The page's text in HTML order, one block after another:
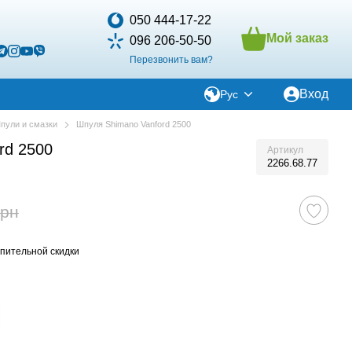
050 444-17-22
096 206-50-50
Перезвонить вам?
Мой заказ
Рус Вход
и смазки Шпуля Shimano Vanford 2500
2500 Артикул
2266.68.77
скидки